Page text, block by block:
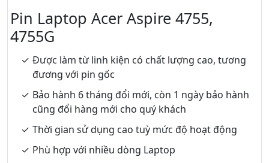
Pin Laptop Acer Aspire 4755,
4755G
Được làm từ linh kiện có chất lượng cao, tương
đương với pin gốc
Bảo hành 6 tháng đổi mới, còn 1 ngày bảo hành
cũng đổi hàng mới cho quý khách
Thời gian sử dụng cao tuỳ mức độ hoạt động
Phù hợp với nhiều dòng Laptop